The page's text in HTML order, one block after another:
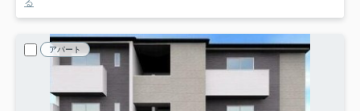
る
アパート